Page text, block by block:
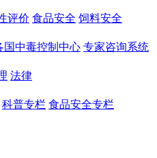
评价 食品安全 饲料安全
国中毒控制中心 专家咨询系统
法律
科普专栏 食品安全专栏